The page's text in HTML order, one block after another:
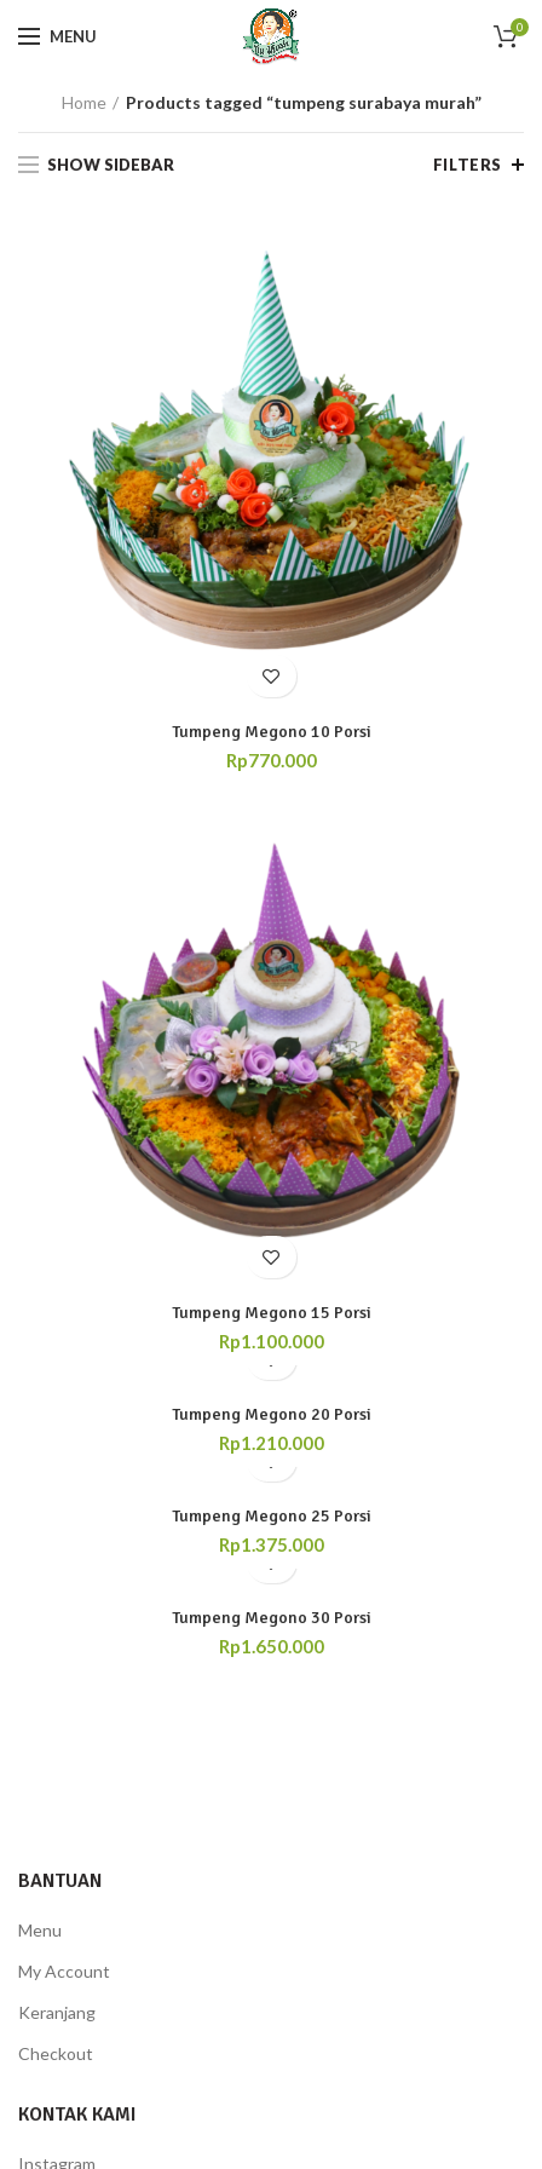
MENU 0
Home Products tagged “tumpeng surabaya murah”
SHOW SIDEBAR FILTERS
Tumpeng Megono 10 Porsi
Rp770.000
Tumpeng Megono 15 Porsi
Rp1.100.000
Tumpeng Megono 20 Porsi
Rp1.210.000
Tumpeng Megono 25 Porsi
Rp1.375.000
Tumpeng Megono 30 Porsi
Rp1.650.000
BANTUAN
Menu
My Account
Keranjang
Checkout
KONTAK KAMI
Instagram